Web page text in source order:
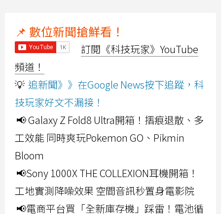
📌 數位新聞搶鮮看！
訂閱《科技玩家》YouTube
頻道！
💡 追新聞》》在Google News按下追蹤，科
技玩家好文不漏接！
📢 Galaxy Z Fold8 Ultra開箱！摺痕退散、多
工效能 同時爽玩Pokemon GO、Pikmin
Bloom
📢Sony 1000X THE COLLEXION耳機開箱！
工地實測降噪效果 空間音訊秒置身電影院
📢電商平台買「全新庫存機」踩雷！電池循